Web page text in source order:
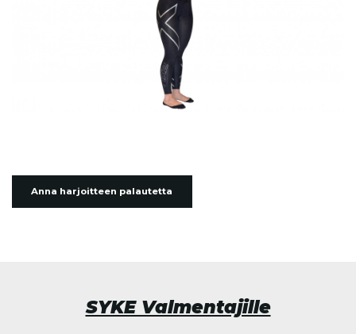
Anna harjoitteen palautetta
SYKE Valmentajille